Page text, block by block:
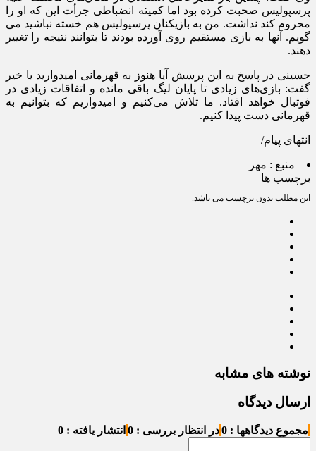
پرسپولیس صحبت کرده بود اما کمیته انضباطی جرأت این که او را
محروم کند نداشت. من به بازیکنان پرسپولیس هم خسته نباشید می
گویم. آنها به بازی مستقیم روی آورده بودند تا بتوانند نتیجه را تغییر
دهند.
حسینی در پاسخ به این پرسش آیا هنوز به قهرمانی امیدوارید یا خیر
گفت: بازی‌های زیادی تا پایان لیگ باقی مانده و اتفاقات زیادی در
فوتبال خواهد افتاد. ما تلاش می‌کنیم و امیدواریم که بتوانیم به
قهرمانی دست پیدا کنیم.
انتهای پیام/
منبع : مهر
برچسب ها
این مطلب بدون برچسب می باشد.
نوشته های مشابه
ارسال دیدگاه
مجموع دیدگاهها : 0 در انتظار بررسی : 0 انتشار یافته : 0